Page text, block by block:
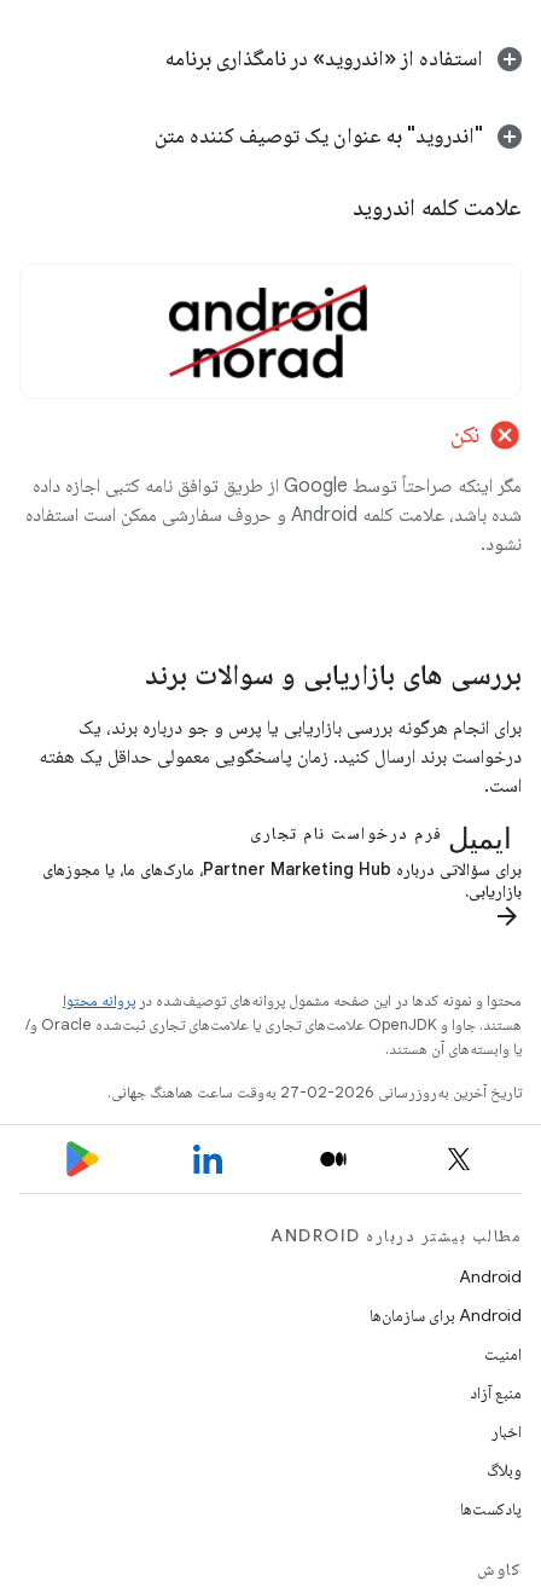
استفاده از «اندروید» در نامگذاری برنامه
"اندروید" به عنوان یک توصیف کننده متن
علامت کلمه اندروید
cancel نکن
مگر اینکه صراحتاً توسط Google از طریق توافق نامه کتبی اجازه داده
شده باشد، علامت کلمه Android و حروف سفارشی ممکن است استفاده
نشود.
بررسی های بازاریابی و سوالات برند
برای انجام هرگونه بررسی بازاریابی یا پرس و جو درباره برند، یک
درخواست برند ارسال کنید. زمان پاسخگویی معمولی حداقل یک هفته
است.
ایمیل
فرم درخواست نام تجاری
برای سؤالاتی درباره Partner Marketing Hub، مارک‌های ما، یا مجوزهای
بازاریابی.
arrow_forward
محتوا و نمونه کدها در این صفحه مشمول پروانه‌های توصیف‌شده در پروانه محتوا
هستند. جاوا و OpenJDK علامت‌های تجاری یا علامت‌های تجاری ثبت‌شده Oracle و/
یا وابسته‌های آن هستند.
تاریخ آخرین به‌روزرسانی 2026-02-27 به‌وقت ساعت هماهنگ جهانی.
مطالب بیشتر درباره ANDROID
Android
Android برای سازمان‌ها
امنیت
منبع آزاد
اخبار
وبلاگ
پادکست‌ها
کاوش